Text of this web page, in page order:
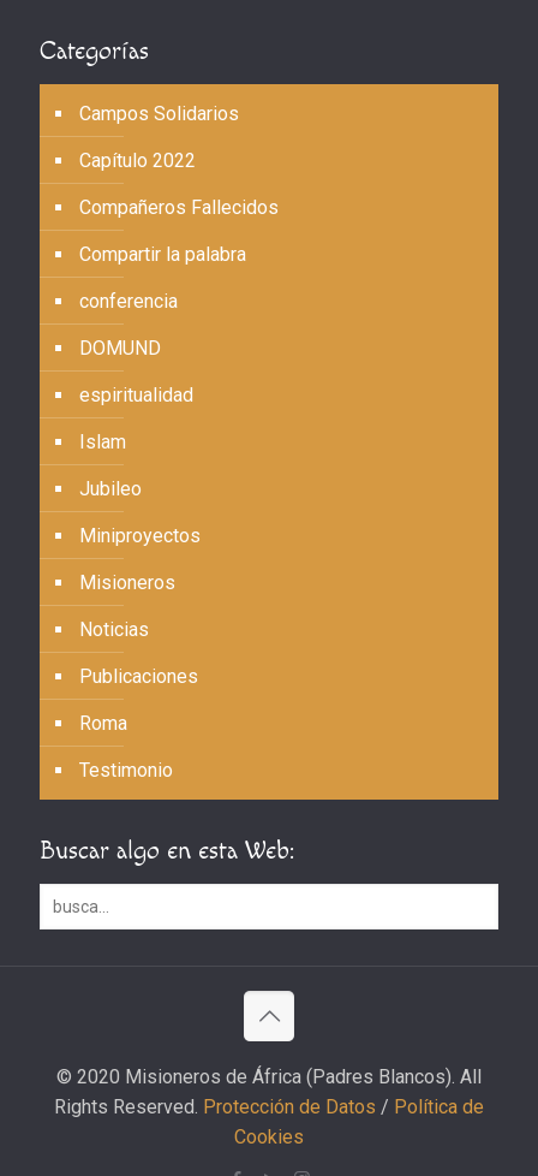
Categorías
Campos Solidarios
Capítulo 2022
Compañeros Fallecidos
Compartir la palabra
conferencia
DOMUND
espiritualidad
Islam
Jubileo
Miniproyectos
Misioneros
Noticias
Publicaciones
Roma
Testimonio
Buscar algo en esta Web:
© 2020 Misioneros de África (Padres Blancos). All
Rights Reserved. Protección de Datos / Política de
Cookies